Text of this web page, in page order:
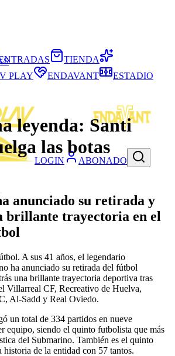
LOGIN ABONADO
TIENDA
V PLAY ENDAVANT ESTADIO
leyenda: Santi
las botas
anunciado su retirada y
brillante trayectoria en el
A sus 41 años, el legendario
ha anunciado su retirada del fútbol
una brillante trayectoria deportiva tras
Villarreal CF, Recreativo de Huelva,
Al-Sadd y Real Oviedo.
un total de 334 partidos en nueve
equipo, siendo el quinto futbolista que más
del Submarino. También es el quinto
de la entidad con 57 tantos.